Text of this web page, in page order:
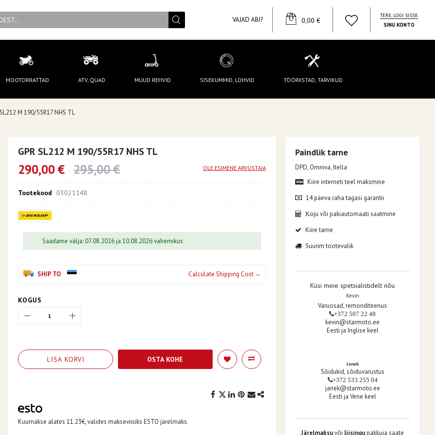
VAJAD ABI? YOUR CART
0,00 €
TERE, LOGI SISSE
SINU KONTO
MOOTORRATTAD ATV, QUAD MUUD REHVID SISEKUMMID, LOHVID TÖÖRIISTAD, TARVIKUD
M 190/55R17 NHS TL
GPR SL212 M 190/55R17 NHS TL
290,00 € 295,00 € OLE ESIMENE ARVUSTAJA
Tootekood 03021148
Saadame välja: 07.08.2026 ja 10.08.2026 vahemikus
SHIP TO Calculate Shipping Cost
KOGUS
LISA KORVI OSTA KOHE
Kuumakse alates 11.23€, valides makseviisiks ESTO järelmaks.
Paindlik tarne
DPD, Omniva, Itella
Kiire interneti teel maksmine
14 päeva raha tagasi garantii
Koju või pakiautomaati saatmine
Kiire tarne
Suurim tootevalik
Küsi meie spetsialistidelt nõu
Kevin
Varuosad, remonditeenus
+372 507 22 48
kevin@starmoto.ee
Eesti ja Inglise keel
Janek
Sõidukid, sõiduvarustus
+372 533 255 04
janek@starmoto.ee
Eesti ja Vene keel
Järelmaksuvõi liisingupakkuja saate